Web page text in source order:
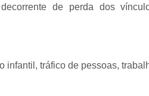
de perda dos
infantil, tráfico de pessoas,